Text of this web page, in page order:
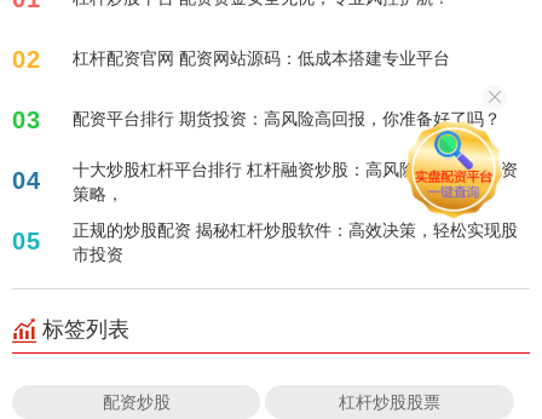
02 杠杆配资官网 配资网站源码：低成本搭建专业平台
03 配资平台排行 期货投资：高风险高回报，你准备好了吗？
04
十大炒股杠杆平台排行 杠杆融资炒股：高风险高回报的投资
策略，
05
正规的炒股配资 揭秘杠杆炒股软件：高效决策，轻松实现股
市投资
标签列表
配资炒股 杠杆炒股股票